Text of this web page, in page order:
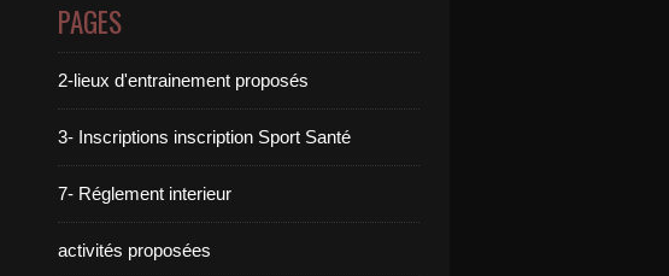
PAGES
2-lieux d'entrainement proposés
3- Inscriptions inscription Sport Santé
7- Réglement interieur
activités proposées